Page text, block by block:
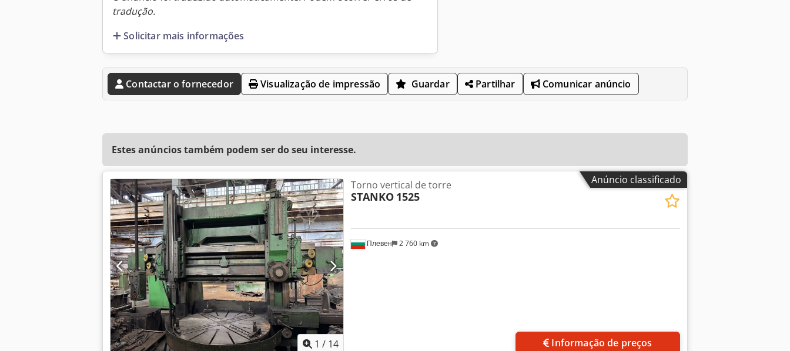
tradução.
Solicitar mais informações
Contactar o fornecedor Visualização de impressão Guardar Partilhar Comunicar anúncio
Estes anúncios também podem ser do seu interesse.
Anúncio classificado
1 / 14
Плевен 2 760 km
Torno vertical de torre
STANKO 1525
Informação de preços